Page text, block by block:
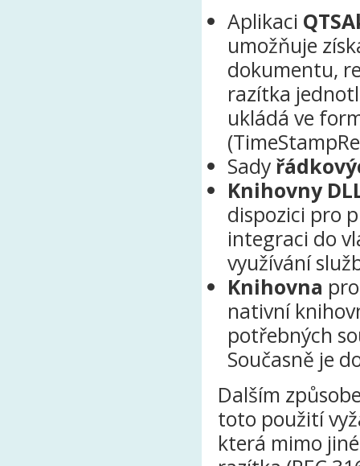
Aplikaci
umožňuje
dokumentu,
razítka
ukládá ve
Sady
Knihovny
dispozici pro
integraci do
využívání
Knihovna
nativní
potřebných
Současně je
Dalším
toto použití
která mimo